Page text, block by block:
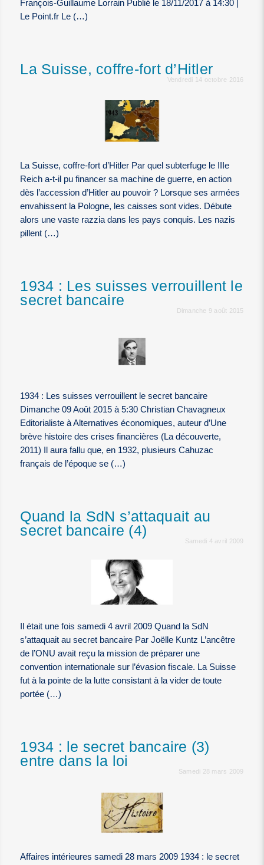
François-Guillaume Lorrain Publié le 18/11/2017 à 14:30 |
Le Point.fr Le (…)
La Suisse, coffre-fort d’Hitler
Vendredi 14 octobre 2016
La Suisse, coffre-fort d’Hitler Par quel subterfuge le IIIe
Reich a-t-il pu financer sa machine de guerre, en action
dès l’accession d’Hitler au pouvoir ? Lorsque ses armées
envahissent la Pologne, les caisses sont vides. Débute
alors une vaste razzia dans les pays conquis. Les nazis
pillent (…)
1934 : Les suisses verrouillent le
secret bancaire
Dimanche 9 août 2015
1934 : Les suisses verrouillent le secret bancaire
Dimanche 09 Août 2015 à 5:30 Christian Chavagneux
Editorialiste à Alternatives économiques, auteur d’Une
brève histoire des crises financières (La découverte,
2011) Il aura fallu que, en 1932, plusieurs Cahuzac
français de l’époque se (…)
Quand la SdN s’attaquait au
secret bancaire (4)
Samedi 4 avril 2009
Il était une fois samedi 4 avril 2009 Quand la SdN
s’attaquait au secret bancaire Par Joëlle Kuntz L’ancêtre
de l’ONU avait reçu la mission de préparer une
convention internationale sur l’évasion fiscale. La Suisse
fut à la pointe de la lutte consistant à la vider de toute
portée (…)
1934 : le secret bancaire (3)
entre dans la loi
Samedi 28 mars 2009
Affaires intérieures samedi 28 mars 2009 1934 : le secret